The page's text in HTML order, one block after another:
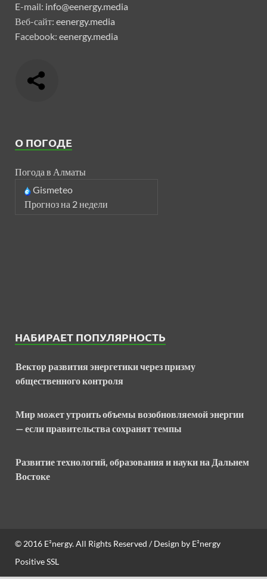
E-mail: info@eenergy.media
Веб-сайт: eenergy.media
Facebook: eenergy.media
О ПОГОДЕ
Погода в Алматы
Gismeteo
Прогноз на 2 недели
НАБИРАЕТ ПОПУЛЯРНОСТЬ
Вектор развития энергетики через призму
общественного контроля
Мир может утроить объемы возобновляемой энергии
— если правительства сохранят темпы
Развитие технологий, образования и науки на Дальнем
Востоке
© 2016 E²nergy. All Rights Reserved / Design by E²nergy
Positive SSL